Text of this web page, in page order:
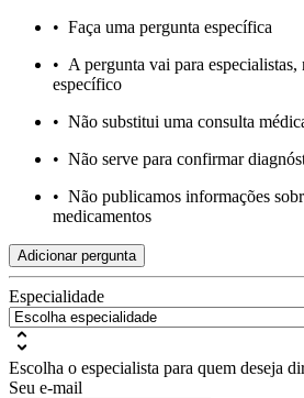
• Faça uma pergunta específica
• A pergunta vai para
específico
• Não substitui uma consulta
• Não serve para confirmar
• Não publicamos informações
medicamentos
Adicionar pergunta
Especialidade
Escolha o especialista para quem deseja
Seu e-mail